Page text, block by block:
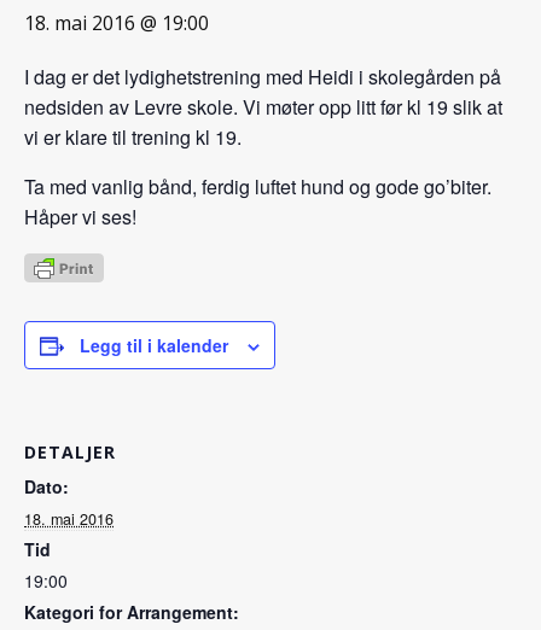
18. mai 2016 @ 19:00
I dag er det lydighetstrening med Heidi i skolegården på
nedsiden av Levre skole. Vi møter opp litt før kl 19 slik at
vi er klare til trening kl 19.
Ta med vanlig bånd, ferdig luftet hund og gode go’biter.
Håper vi ses!
Legg til i kalender
DETALJER
Dato:
18. mai 2016
Tid
19:00
Kategori for Arrangement: